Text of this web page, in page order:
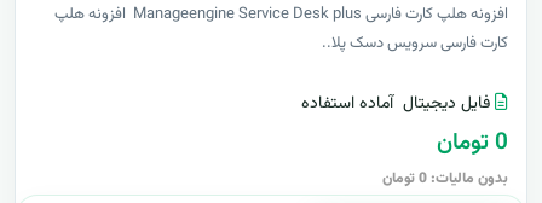
افزونه هلپ کارت فارسی Manageengine Service Desk plus افزونه هلپ
کارت فارسی سرویس دسک پلا..
فایل دیجیتال آماده استفاده
0 تومان
بدون مالیات: 0 تومان